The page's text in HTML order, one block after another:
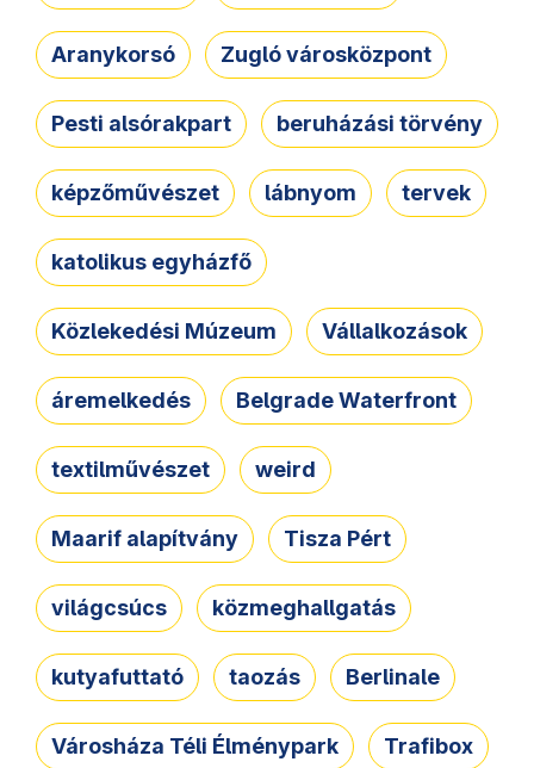
Aranykorsó Zugló városközpont
Pesti alsórakpart beruházási törvény
képzőművészet lábnyom tervek
katolikus egyházfő
Közlekedési Múzeum Vállalkozások
áremelkedés Belgrade Waterfront
textilművészet weird
Maarif alapítvány Tisza Pért
világcsúcs közmeghallgatás
kutyafuttató taozás Berlinale
Városháza Téli Élménypark Trafibox